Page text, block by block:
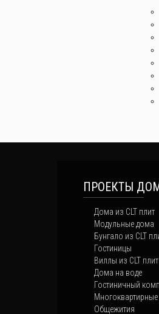
ПРОЕКТЫ
Дома из CLT плит
Модульные дома
Бунгало из CLT
Гостиницы
Виллы из CLT плит
Дома на воде
Гостиничный
Общежития